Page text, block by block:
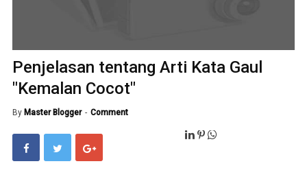
Penjelasan tentang Arti Kata Gaul
"Kemalan Cocot"
By Master Blogger Comment